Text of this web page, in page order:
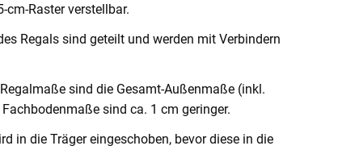
cm-Raster verstellbar.
Regals sind geteilt und werden mit Verbindern
sind die Gesamt-Außenmaße (inkl.
sind ca. 1 cm geringer.
in die Träger eingeschoben, bevor diese in die